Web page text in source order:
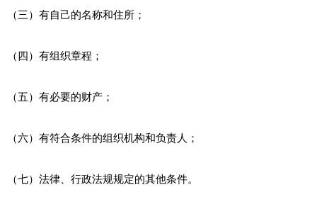
（三）有自己的名称和住所；
（四）有组织章程；
（五）有必要的财产；
（六）有符合条件的组织机构和负责人；
（七）法律、行政法规规定的其他条件。